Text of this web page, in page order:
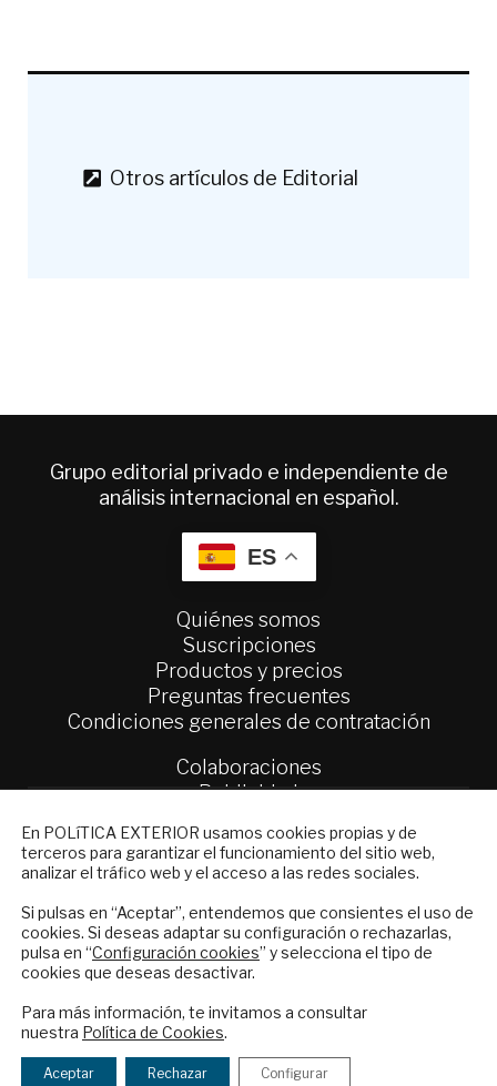
Otros artículos de Editorial
Grupo editorial privado e independiente de
análisis internacional en español.
ES
Quiénes somos
Suscripciones
Productos y precios
Preguntas frecuentes
Condiciones generales de contratación
Colaboraciones
Publicidad
Política Exterior
Afkar/Ideas
© 2026 - Fundación Análisis de Política
Exterior. Todos los derechos reservados
Legal|Política de Privacidad y de Cookies
En POLíTICA EXTERIOR usamos cookies propias y de
terceros para garantizar el funcionamiento del sitio web,
analizar el tráfico web y el acceso a las redes sociales.
Si pulsas en “Aceptar”, entendemos que consientes el uso de
cookies. Si deseas adaptar su configuración o rechazarlas,
pulsa en “Configuración cookies” y selecciona el tipo de
cookies que deseas desactivar.
Para más información, te invitamos a consultar
nuestra Política de Cookies.
Aceptar Rechazar Configurar
NEWSLETTER
Suscríbase a nuestro boletín electrónico y
reciba en su correo el mejor análisis
internacional en español.
Checkbox
acepto
política de privacidad